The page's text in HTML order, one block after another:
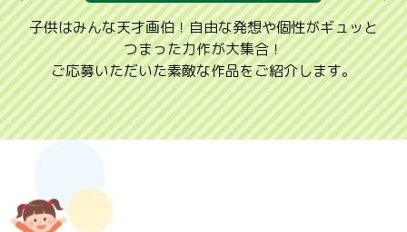
子供はみんな天才画伯！自由な発想や個性がギュッと
つまった力作が大集合！
ご応募いただいた素敵な作品をご紹介します。